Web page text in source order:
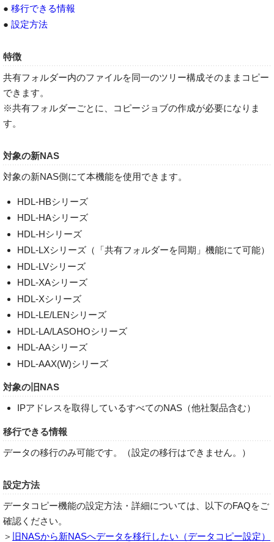
● 移行できる情報
● 設定方法
特徴
共有フォルダー内のファイルを同一のツリー構成そのままコピー
できます。
※共有フォルダーごとに、コピージョブの作成が必要になりま
す。
対象の新NAS
対象の新NAS側にて本機能を使用できます。
HDL-HBシリーズ
HDL-HAシリーズ
HDL-Hシリーズ
HDL-LXシリーズ（「共有フォルダーを同期」機能にて可能）
HDL-LVシリーズ
HDL-XAシリーズ
HDL-Xシリーズ
HDL-LE/LENシリーズ
HDL-LA/LASOHOシリーズ
HDL-AAシリーズ
HDL-AAX(W)シリーズ
対象の旧NAS
IPアドレスを取得しているすべてのNAS（他社製品含む）
移行できる情報
データの移行のみ可能です。（設定の移行はできません。）
設定方法
データコピー機能の設定方法・詳細については、以下のFAQをご
確認ください。
＞ 旧NASから新NASへデータを移行したい（データコピー設定）